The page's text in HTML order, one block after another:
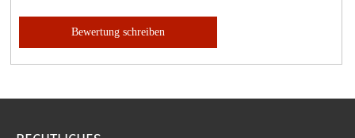
Bewertung schreiben